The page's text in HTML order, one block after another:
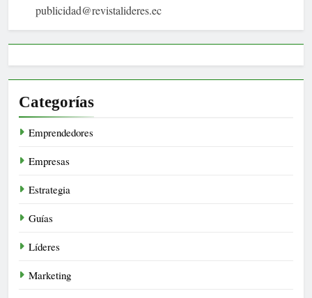
publicidad@revistalideres.ec
Categorías
Emprendedores
Empresas
Estrategia
Guías
Líderes
Marketing